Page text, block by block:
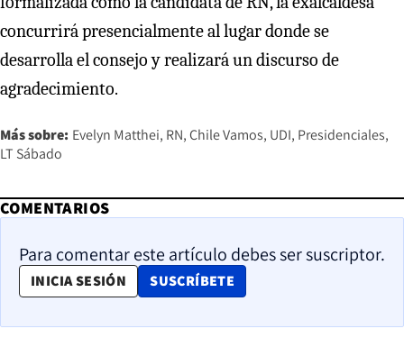
concurrirá presencialmente al lugar donde se
desarrolla el consejo y realizará un discurso de
agradecimiento.
Más sobre: Evelyn Matthei RN Chile Vamos UDI Presidenciales
LT Sábado
COMENTARIOS
Para comentar este artículo debes ser suscriptor.
INICIA SESIÓN SUSCRÍBETE
OPENS IN NEW WINDOW